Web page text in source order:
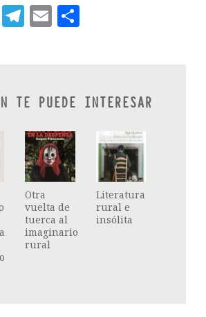
Twitter
Telegram
Email
TE PUEDE INTERESAR
Otra
vuelta de
tuerca al
imaginario
rural
Literatura
rural e
insólita